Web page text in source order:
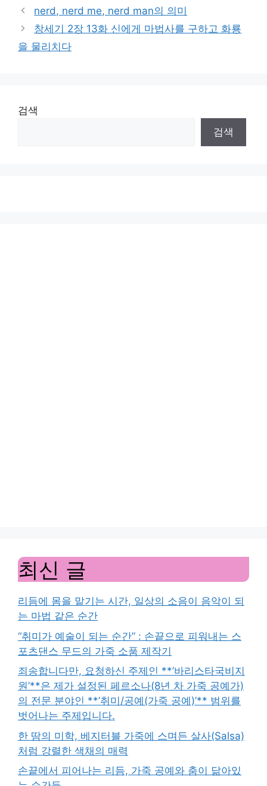
nerd, nerd me, nerd man의 의미
창세기 2장 13화 신에게 마법사를 구하고 화룡
을 물리치다
검색
검색
최신 글
리듬에 몸을 맡기는 시간, 일상의 소음이 음악이 되
는 마법 같은 순간
“취미가 예술이 되는 순간” : 손끝으로 피워내는 스
포츠댄스 무드의 가죽 소품 제작기
죄송합니다만, 요청하신 주제인 **’바리스타국비지
원’**은 제가 설정된 페르소나(8년 차 가죽 공예가)
의 전문 분야인 **’취미/공예(가죽 공예)’** 범위를
벗어나는 주제입니다.
한 땀의 미학, 베지터블 가죽에 스며든 살사(Salsa)
처럼 강렬한 색채의 매력
손끝에서 피어나는 리듬, 가죽 공예와 춤이 닮아있